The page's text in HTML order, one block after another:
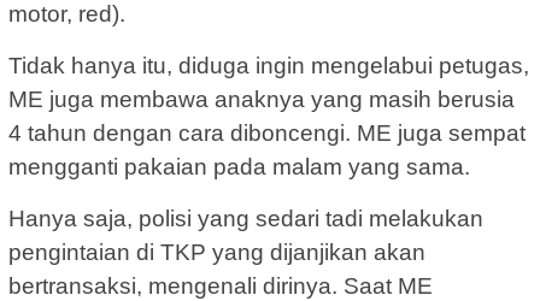
motor, red).
Tidak hanya itu, diduga ingin mengelabui petugas,
ME juga membawa anaknya yang masih berusia
4 tahun dengan cara diboncengi. ME juga sempat
mengganti pakaian pada malam yang sama.
Hanya saja, polisi yang sedari tadi melakukan
pengintaian di TKP yang dijanjikan akan
bertransaksi, mengenali dirinya. Saat ME